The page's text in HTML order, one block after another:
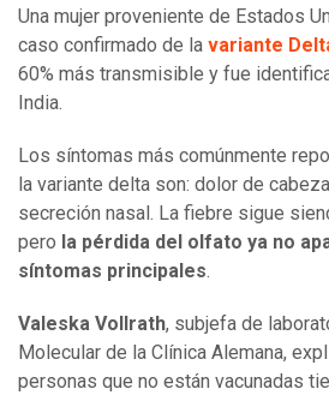
Una mujer proveniente de Estados
caso confirmado de la variante
60% más transmisible y fue
India.
Los síntomas más comúnmente
la variante delta son: dolor de
secreción nasal. La fiebre sigue
pero la pérdida del olfato ya no
síntomas principales.
Valeska Vollrath, subjefa de
Molecular de la Clínica Alemana,
personas que no están vacunadas